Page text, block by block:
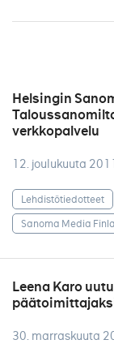
Helsingin
verkkopalvelu
12. joulukuuta
Lehdistötiedotteet
Sanoma Media
Leena Karo
30. marraskuuta